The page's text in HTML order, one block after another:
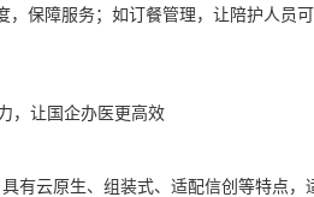
，保障服务；如订餐管理，让陪护人员
，让国企办医更高效
有云原生、组装式、适配信创等特点